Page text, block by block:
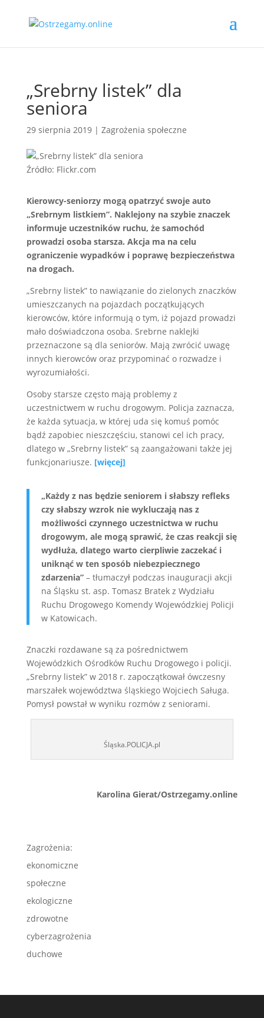
„Srebrny listek” dla
seniora
29 sierpnia 2019| Zagrożenia społeczne
Źródło: Flickr.com
Kierowcy-seniorzy mogą opatrzyć swoje auto
„Srebrnym listkiem”. Naklejony na szybie znaczek
informuje uczestników ruchu, że samochód
prowadzi osoba starsza. Akcja ma na celu
ograniczenie wypadków i poprawę bezpieczeństwa
na drogach.
„Srebrny listek” to nawiązanie do zielonych znaczków
umieszczanych na pojazdach początkujących
kierowców, które informują o tym, iż pojazd prowadzi
mało doświadczona osoba. Srebrne naklejki
przeznaczone są dla seniorów. Mają zwrócić uwagę
innych kierowców oraz przypominać o rozwadze i
wyrozumiałości.
Osoby starsze często mają problemy z
uczestnictwem w ruchu drogowym. Policja zaznacza,
że każda sytuacja, w której uda się komuś pomóc
bądź zapobiec nieszczęściu, stanowi cel ich pracy,
dlatego w „Srebrny listek” są zaangażowani także jej
funkcjonariusze. [więcej]
„Każdy z nas będzie seniorem i słabszy refleks
czy słabszy wzrok nie wykluczają nas z
możliwości czynnego uczestnictwa w ruchu
drogowym, ale mogą sprawić, że czas reakcji się
wydłuża, dlatego warto cierpliwie zaczekać i
uniknąć w ten sposób niebezpiecznego
zdarzenia” – tłumaczył podczas inauguracji akcji
na Śląsku st. asp. Tomasz Bratek z Wydziału
Ruchu Drogowego Komendy Wojewódzkiej Policji
w Katowicach.
Znaczki rozdawane są za pośrednictwem
Wojewódzkich Ośrodków Ruchu Drogowego i policji.
„Srebrny listek” w 2018 r. zapoczątkował ówczesny
marszałek województwa śląskiego Wojciech Saługa.
Pomysł powstał w wyniku rozmów z seniorami.
Śląska.POLICJA.pl
Karolina Gierat/Ostrzegamy.online
Zagrożenia:
ekonomiczne
społeczne
ekologiczne
zdrowotne
cyberzagrożenia
duchowe